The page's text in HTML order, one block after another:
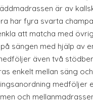
är av
har fyra svarta
att matcha med
sängen med hjälp av
även två
enkelt mellan säng
medföljer
och